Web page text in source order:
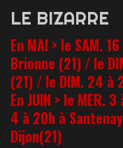
LE BIZARRE
En MAI > le SAM.
Brionne (21) / le
(21) / le DIM. 24 à
En JUIN > le MER.
4 à 20h à
Dijon(21)